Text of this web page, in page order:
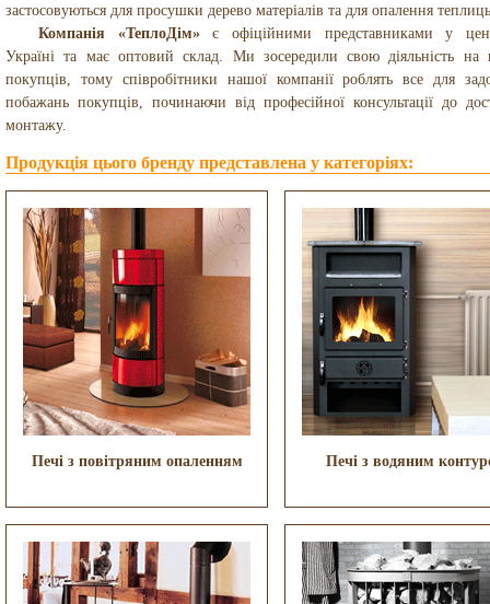
застосовуються для просушки дерево матеріалів та для опалення
Компанія «ТеплоДім»є офіційними представниками у
Україні та має оптовий склад. Ми зосередили свою діяльність на
покупців, тому співробітники нашої компанії роблять все для
побажань покупців, починаючи від професійної консультації до
монтажу.
Продукція цього бренду представлена у категоріях:
Печі з повітряним опаленням Печі з водяним